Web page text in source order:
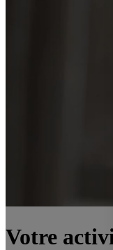
Votre